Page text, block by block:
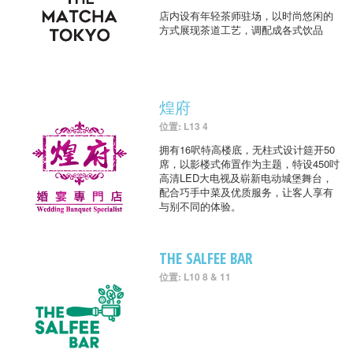
店内设有年轻茶师驻场，以时尚悠闲的
方式展现茶道工艺，调配成各式饮品
煌府
位置: L13 4
拥有16呎特高楼底，无柱式设计筵开50
席，以影楼式佈置作为主题，特设450吋
高清LED大电视及崭新电动城堡舞台，
配合巧手中菜及优质服务，让客人享有
与别不同的体验。
THE SALFEE BAR
位置: L10 8 & 11